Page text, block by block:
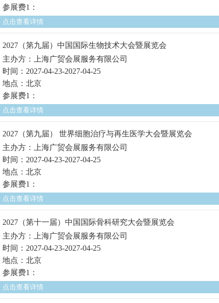
参展费1：
点击查看详情
2027（第九届）中国国际生物技术大会暨展览会
主办方：上海广贸会展服务有限公司
时间：2027-04-23-2027-04-25
地点：北京
参展费1：
点击查看详情
2027（第九届） 世界细胞治疗与再生医学大会暨展览会
主办方：上海广贸会展服务有限公司
时间：2027-04-23-2027-04-25
地点：北京
参展费1：
点击查看详情
2027（第十一届）中国国际骨科研究大会暨展览会
主办方：上海广贸会展服务有限公司
时间：2027-04-23-2027-04-25
地点：北京
参展费1：
点击查看详情